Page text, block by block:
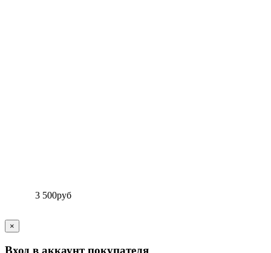
3 500руб
×
Вход в аккаунт покупателя